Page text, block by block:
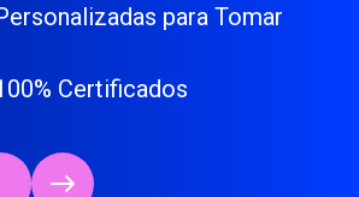
para Tomar
Certificados